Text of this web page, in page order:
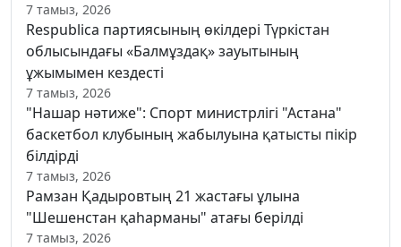
7 тамыз, 2026
Respublica партиясының өкілдері Түркістан
облысындағы «Балмұздақ» зауытының
ұжымымен кездесті
7 тамыз, 2026
"Нашар нәтиже": Спорт министрлігі "Астана"
баскетбол клубының жабылуына қатысты пікір
білдірді
7 тамыз, 2026
Рамзан Қадыровтың 21 жастағы ұлына
"Шешенстан қаһарманы" атағы берілді
7 тамыз, 2026